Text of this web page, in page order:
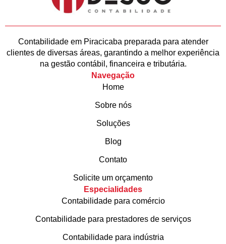
Contabilidade em Piracicaba preparada para atender
clientes de diversas áreas, garantindo a melhor experiência
na gestão contábil, financeira e tributária.
Navegação
Home
Sobre nós
Soluções
Blog
Contato
Solicite um orçamento
Especialidades
Contabilidade para comércio
Contabilidade para prestadores de serviços
Contabilidade para indústria